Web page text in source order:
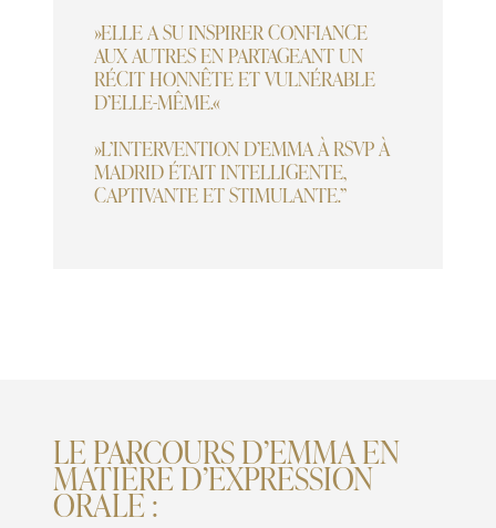
»ELLE A SU INSPIRER CONFIANCE
AUX AUTRES EN PARTAGEANT UN
RÉCIT HONNÊTE ET VULNÉRABLE
D’ELLE-MÊME.«
»L’INTERVENTION D’EMMA À RSVP À
MADRID ÉTAIT INTELLIGENTE,
CAPTIVANTE ET STIMULANTE.”
LE PARCOURS D’EMMA EN
MATIÈRE D’EXPRESSION
ORALE :